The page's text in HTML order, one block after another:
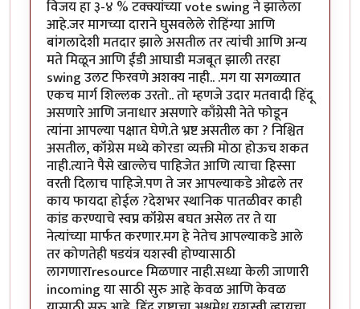
विजय हा ३-४ % टक्क्यांच्या vote swing ने झालेला
आहे.जर मागच्या दाराने घुसवलेले रोहिंग्या आणि
बांगलादेशी मतदार झाले असतील तर त्यांची आणि अन्य
मते मिळून आणि ईंडी आघाडी मजबूत झाली तरहा
swing उलट फिरवणे अशक्य नाही.. .मग या सगळ्यात
एकच मार्ग शिल्लक उरतो.. तो म्हणजे उदार मतवादी हिंदू
असणारे आणि जनाधार असणारे काँग्रेसी नेते फोडून
त्यांना आपल्या पक्षात घेणे.ते भ्रष्ट असतील का ? निश्चित
असतील, कॉंग्रेस मध्ये कोरडा व्यक्ती मोठा होऊच शकत
नाही.त्याने पैसे खाल्लेच पाहिजेत आणि त्याचा हिस्सा
वरती दिलाच पाहिजे.पण ते जर आपल्याकडे ओढले तर
काय फायदा होईल ?देशभर स्थानिक पातळीवर काही
कांड करण्याचे स्वप्न कॉंग्रेस बघत असेल तर ते या
नेत्यांच्या मार्फत करणार.मग हे नेतेच आपल्याकडे आले
तर कोणतेही षडयंत्र यशस्वी होण्यासाठी
लागणाराresource मिळणार नाही.सध्या केली जाणारी
incoming या साठी सुरु आहे केवळ आणि केवळ